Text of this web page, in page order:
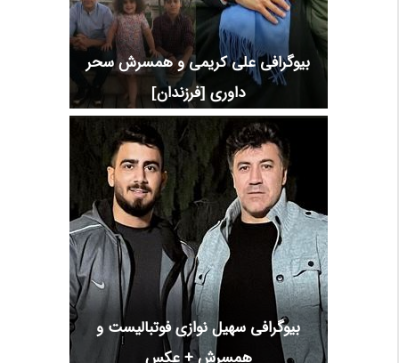
بیوگرافی علی کریمی و همسرش سحر
داوری [فرزندان]
بیوگرافی سهیل نوازی فوتبالیست و
همسرش + عکس